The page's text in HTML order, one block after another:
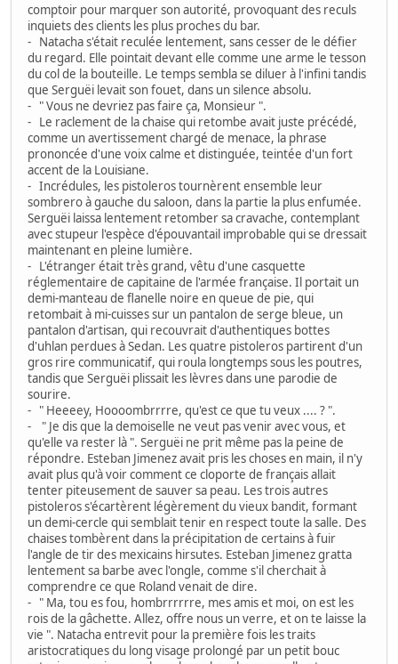
comptoir pour marquer son autorité, provoquant des reculs
inquiets des clients les plus proches du bar.
- Natacha s'était reculée lentement, sans cesser de le défier
du regard. Elle pointait devant elle comme une arme le tesson
du col de la bouteille. Le temps sembla se diluer à l'infini tandis
que Serguëi levait son fouet, dans un silence absolu.
- " Vous ne devriez pas faire ça, Monsieur ".
- Le raclement de la chaise qui retombe avait juste précédé,
comme un avertissement chargé de menace, la phrase
prononcée d'une voix calme et distinguée, teintée d'un fort
accent de la Louisiane.
- Incrédules, les pistoleros tournèrent ensemble leur
sombrero à gauche du saloon, dans la partie la plus enfumée.
Serguëi laissa lentement retomber sa cravache, contemplant
avec stupeur l'espèce d'épouvantail improbable qui se dressait
maintenant en pleine lumière.
- L'étranger était très grand, vêtu d'une casquette
réglementaire de capitaine de l'armée française. Il portait un
demi-manteau de flanelle noire en queue de pie, qui
retombait à mi-cuisses sur un pantalon de serge bleue, un
pantalon d'artisan, qui recouvrait d'authentiques bottes
d'uhlan perdues à Sedan. Les quatre pistoleros partirent d'un
gros rire communicatif, qui roula longtemps sous les poutres,
tandis que Serguëi plissait les lèvres dans une parodie de
sourire.
- " Heeeey, Hoooombrrrre, qu'est ce que tu veux .... ? ".
- " Je dis que la demoiselle ne veut pas venir avec vous, et
qu'elle va rester là ". Serguëi ne prit même pas la peine de
répondre. Esteban Jimenez avait pris les choses en main, il n'y
avait plus qu'à voir comment ce cloporte de français allait
tenter piteusement de sauver sa peau. Les trois autres
pistoleros s'écartèrent légèrement du vieux bandit, formant
un demi-cercle qui semblait tenir en respect toute la salle. Des
chaises tombèrent dans la précipitation de certains à fuir
l'angle de tir des mexicains hirsutes. Esteban Jimenez gratta
lentement sa barbe avec l'ongle, comme s'il cherchait à
comprendre ce que Roland venait de dire.
- " Ma, tou es fou, hombrrrrrre, mes amis et moi, on est les
rois de la gâchette. Allez, offre nous un verre, et on te laisse la
vie ". Natacha entrevit pour la première fois les traits
aristocratiques du long visage prolongé par un petit bouc